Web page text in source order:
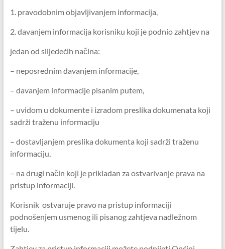
1. pravodobnim objavljivanjem informacija,
2. davanjem informacija korisniku koji je podnio zahtjev na
jedan od slijedećih načina:
– neposrednim davanjem informacije,
– davanjem informacije pisanim putem,
– uvidom u dokumente i izradom preslika dokumenata koji
sadrži traženu informaciju
– dostavljanjem preslika dokumenta koji sadrži traženu
informaciju,
– na drugi način koji je prikladan za ostvarivanje prava na
pristup informaciji.
Korisnik ostvaruje pravo na pristup informaciji
podnošenjem usmenog ili pisanog zahtjeva nadležnom
tijelu.